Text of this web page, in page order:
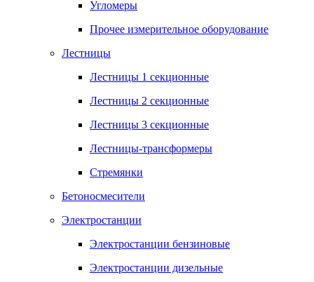
Угломеры
Прочее измерительное оборудование
Лестницы
Лестницы 1 секционные
Лестницы 2 секционные
Лестницы 3 секционные
Лестницы-трансформеры
Стремянки
Бетоносмесители
Электростанции
Электростанции бензиновые
Электростанции дизельные